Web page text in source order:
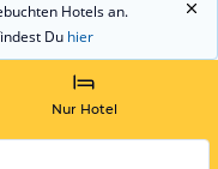
Hotels an.
Du hier
Nur Hotel